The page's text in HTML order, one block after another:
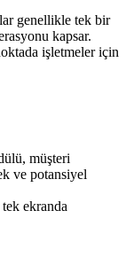
genellikle tek bir
kapsar.
işletmeler için
müşteri
ve potansiyel
ekranda